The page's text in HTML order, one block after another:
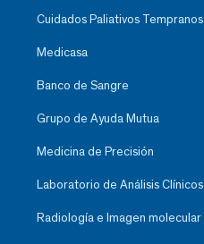
Cuidados Paliativos Tempranos
Medicasa
Banco de Sangre
Grupo de Ayuda Mutua
Medicina de Precisión
Laboratorio de Análisis Clínicos
Radiología e Imagen molecular